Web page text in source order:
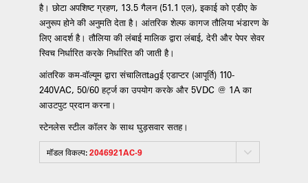
है। छोटा अपशिष्ट ग्रहण, 13.5 गैलन (51.1 एल), इकाई को एडीए के
अनुरूप होने की अनुमति देता है। आंतरिक शेल्फ कागज तौलिया भंडारण के
लिए आदर्श है। तौलिया की लंबाई मालिक द्वारा लंबाई, देरी और पेपर सेवर
स्विच निर्धारित करके निर्धारित की जाती है।
आंतरिक कम-वॉल्यूम द्वारा संचालितtagई एडाप्टर (आपूर्ति) 110-
240VAC, 50/60 हर्ट्ज का उपयोग करके और 5VDC @ 1A का
आउटपुट प्रदान करना।
स्टेनलेस स्टील कॉलर के साथ घुड़सवार सतह।
मॉडल विकल्प:2046921AC-9